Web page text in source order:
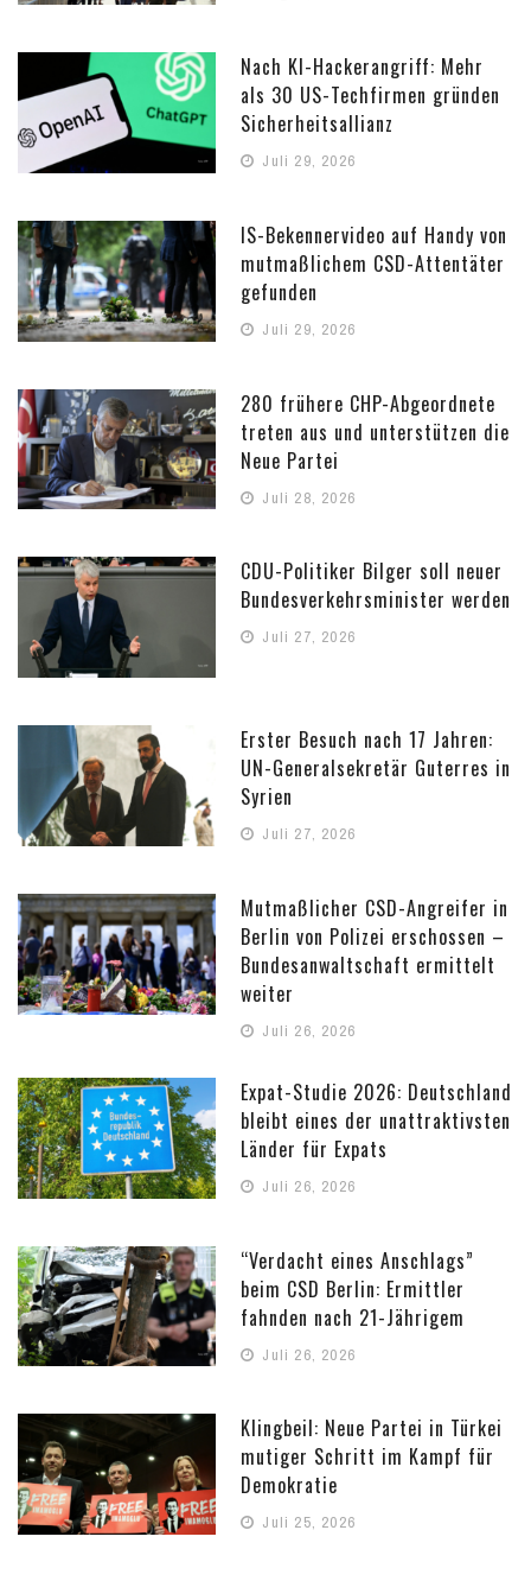
Nach KI-Hackerangriff: Mehr
als 30 US-Techfirmen gründen
Sicherheitsallianz
Juli 29, 2026
IS-Bekennervideo auf Handy von
mutmaßlichem CSD-Attentäter
gefunden
Juli 29, 2026
280 frühere CHP-Abgeordnete
treten aus und unterstützen die
Neue Partei
Juli 28, 2026
CDU-Politiker Bilger soll neuer
Bundesverkehrsminister werden
Juli 27, 2026
Erster Besuch nach 17 Jahren:
UN-Generalsekretär Guterres in
Syrien
Juli 27, 2026
Mutmaßlicher CSD-Angreifer in
Berlin von Polizei erschossen –
Bundesanwaltschaft ermittelt
weiter
Juli 26, 2026
Expat-Studie 2026: Deutschland
bleibt eines der unattraktivsten
Länder für Expats
Juli 26, 2026
“Verdacht eines Anschlags”
beim CSD Berlin: Ermittler
fahnden nach 21-Jährigem
Juli 26, 2026
Klingbeil: Neue Partei in Türkei
mutiger Schritt im Kampf für
Demokratie
Juli 25, 2026